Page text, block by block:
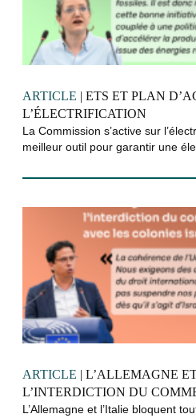
ARTICLE | ETS ET PLAN
L’ÉLECTRIFICATION
La Commission s’active sur
meilleur outil pour garantir une
ARTICLE | L’ALLEMAGNE
L’INTERDICTION DU
L’Allemagne et l’Italie bloquent